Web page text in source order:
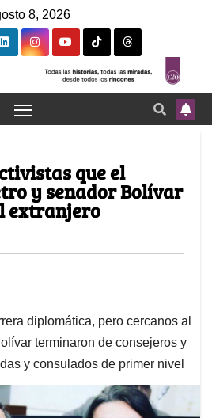
8, 2026
que el
y senador Bolívar
extranjero
diplomática, pero cercanos al
terminaron de consejeros y
y consulados de primer nivel